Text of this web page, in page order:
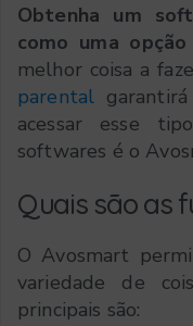
Obtenha um
como uma
melhor coisa a
parental
acessar esse
softwares é o
Quais são as
O Avosmart
variedade de
principais são: